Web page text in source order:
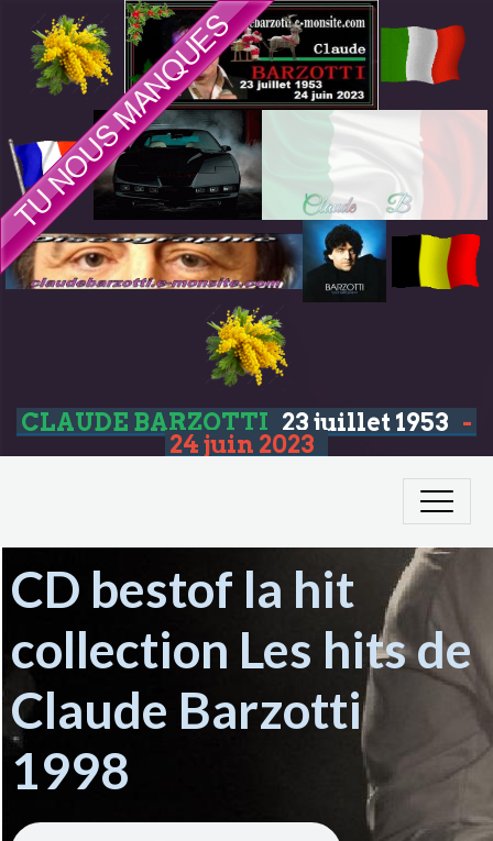
CLAUDE BARZOTTI 23 juillet 1953 -
24 juin 2023
CD bestof la hit
collection Les hits de
Claude Barzotti
1998